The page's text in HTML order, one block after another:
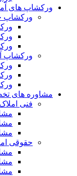
ورکشاپ های
ورکشاپ
ورکشاپ
مشاوره های
فنی املاک
حقوقی